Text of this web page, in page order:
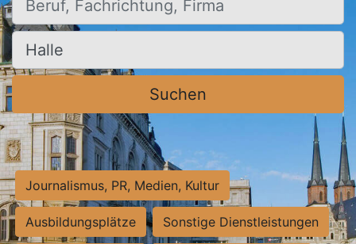
Ort, Stadt
Suchen
Journalismus, PR, Medien, Kultur
Ausbildungsplätze Sonstige Dienstleistungen